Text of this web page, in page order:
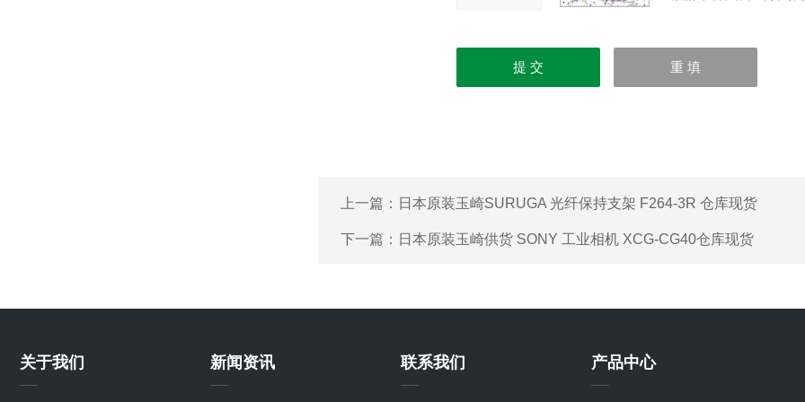
上一篇： 日本原装玉崎SURUGA 光纤保持支架 F264-3R 仓库现货
下一篇： 日本原装玉崎供货 SONY 工业相机 XCG-CG40仓库现货
关于我们 新闻资讯 联系我们 产品中心